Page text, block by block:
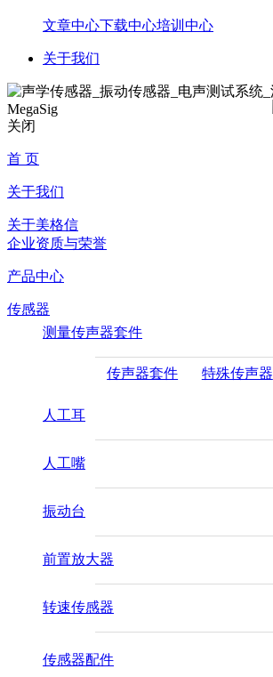
文章中心下载中心培训中心
关于我们
关闭
首 页
关于我们
关于美格信
企业资质与荣誉
产品中心
传感器
测量传声器套件
传声器套件 特殊传声器
人工耳
人工嘴
振动台
前置放大器
转速传感器
传感器配件